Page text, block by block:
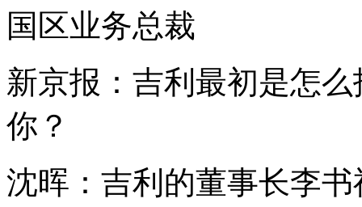
国区业务总裁
新京报：吉利最初是怎
你？
沈晖：吉利的董事长李